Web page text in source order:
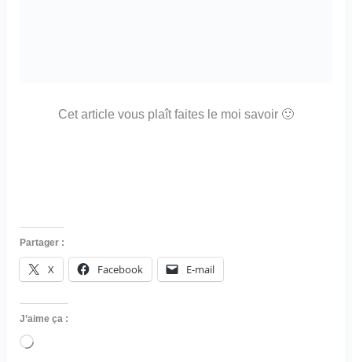
Cet article vous plaît faites le moi savoir 🙂
Partager :
X Facebook E-mail
J’aime ça :
Chargement…